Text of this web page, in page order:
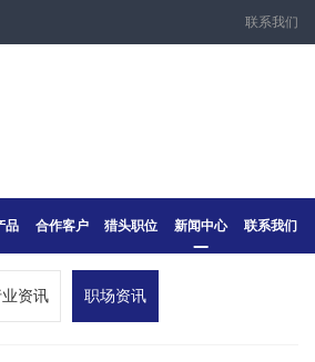
联系我们
品 合作客户 猎头职位 新闻中心 联系我们
资讯 职场资讯